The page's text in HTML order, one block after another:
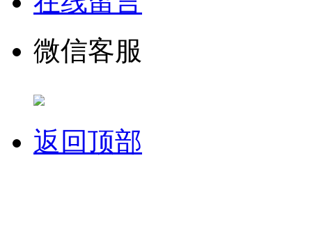
微信客服
返回顶部